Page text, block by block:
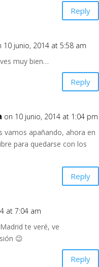
Reply
10 junio, 2014 at 5:58 am
muy bien…
Reply
on 10 junio, 2014 at 1:04 pm
vamos apañando, ahora en
para quedarse con los
Reply
at 7:04 am
te veré, ve
😉
Reply